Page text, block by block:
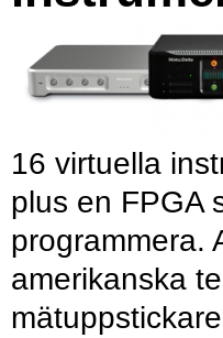
16 virtuella
plus en FPGA
programmera.
amerikanska